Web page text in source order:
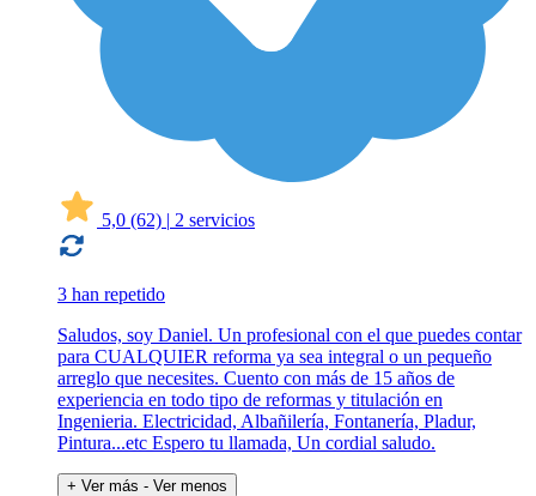
5,0 (62) | 2 servicios
3 han repetido
Saludos, soy Daniel. Un profesional con el que puedes contar
para CUALQUIER reforma ya sea integral o un pequeño
arreglo que necesites. Cuento con más de 15 años de
experiencia en todo tipo de reformas y titulación en
Ingenieria. Electricidad, Albañilería, Fontanería, Pladur,
Pintura...etc Espero tu llamada, Un cordial saludo.
+ Ver más - Ver menos